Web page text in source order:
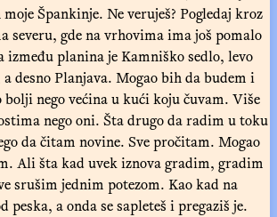
Špankinje. Ne veruješ? Pogledaj kroz
severu, gde na vrhovima ima još pomalo
između planina je Kamniško sedlo, levo
desno Planjava. Mogao bih da budem i
nego većina u kući koju čuvam. Više
nego oni. Šta drugo da radim u toku
da čitam novine. Sve pročitam. Mogao
Ali šta kad uvek iznova gradim, gradim
srušim jednim potezom. Kao kad na
a onda se sapleteš i pregaziš je.